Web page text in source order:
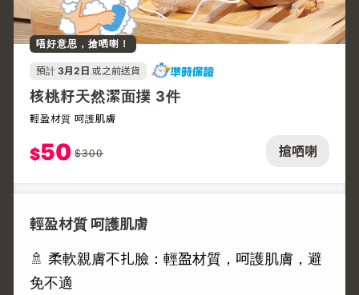
搶哂喇
唔好意思，搶哂喇！
預計 3月2日 或之前送貨
核桃籽天然潔面撲 3件
輕盈材質 呵護肌膚
$50 $300
輕盈材質 呵護肌膚
🚿 柔軟親膚不扎臉：輕盈材質，呵護肌膚，避
免不適